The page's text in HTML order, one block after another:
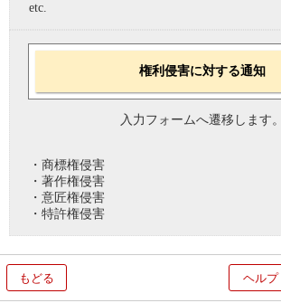
etc.
権利侵害に対する通知
入力フォームへ遷移します。
・商標権侵害
・著作権侵害
・意匠権侵害
・特許権侵害
もどる ヘルプ